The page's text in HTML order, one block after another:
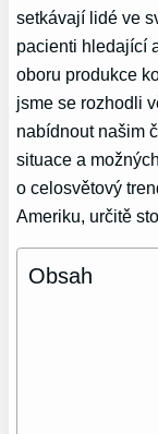
setkávají lidé ve
pacienti hledající
oboru produkce
jsme se rozhodli
nabídnout našim
situace a
o celosvětový
Ameriku, určitě
Obsah